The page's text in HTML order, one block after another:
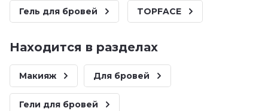
Гель для бровей TOPFACE
Находится в разделах
Макияж Для бровей
Гели для бровей